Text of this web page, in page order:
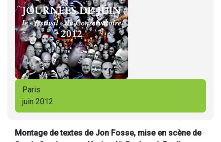
Paris
juin 2012
Montage de textes de Jon Fosse, mise en scène de